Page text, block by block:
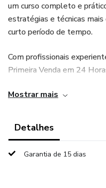
um curso completo e
estratégias e técnicas
curto período de tempo.
Com profissionais
Primeira Venda em 24
campanhas de vendas
convincentes e a
Mostrar mais
Detalhes
Garantia de 15 dias